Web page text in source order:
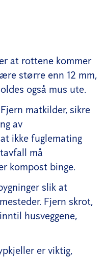
at rottene kommer
større enn 12 mm,
også mus ute.
Fjern matkilder, sikre
av
ikke fuglemating
må
kompost binge.
slik at
Fjern skrot,
husveggene,
er viktig,